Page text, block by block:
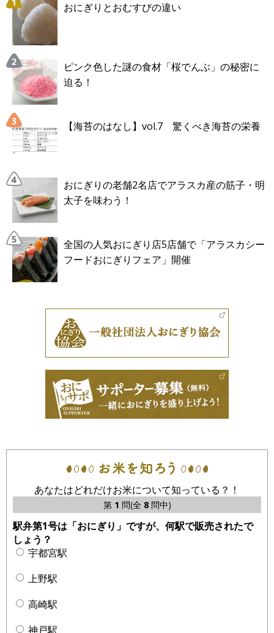
おにぎりとおむすびの違い
ピンク色した謎の食材「桜でんぶ」の秘密に
迫る！
【海苔のはなし】vol.7 驚くべき海苔の栄養
おにぎりの老舗2名店でアラスカ産の筋子・明
太子を味わう！
全国の人気おにぎり店5店舗で「アラスカシー
フードおにぎりフェア」開催
あなたはどれだけお米について知っている？！
第 1 問(全 8問中)
駅弁第1号は「おにぎり」ですが、何駅で販売されたで
しょう？
宇都宮駅
上野駅
高崎駅
神戸駅